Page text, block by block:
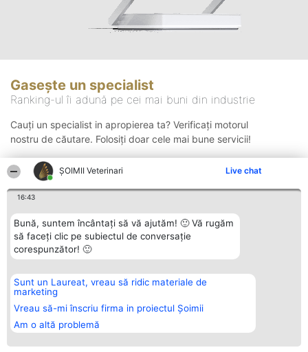
ȘOIMII Veterinari Live chat
16:43
Bună, suntem încântați să vă ajutăm! 🙂 Vă rugăm
să faceți clic pe subiectul de conversație
corespunzător! 🙂
Sunt un Laureat, vreau să ridic materiale de
marketing
Vreau să-mi înscriu firma in proiectul Șoimii
Am o altă problemă
Gasește un specialist
Ranking-ul îi adună pe cei mai buni din industrie
Cauți un specialist in apropierea ta? Verificați motorul
nostru de căutare. Folosiți doar cele mai bune servicii!
Organizator Ranking
BRIGHT SOLUTIONS BR SRL
Aleea Timisul De Sus 2 Bl. A30
Sc. A Et. 4 Ap. 13 Cod 061952
București
CUI 36737675
Plebiscyt
Lista Tuturor
Laureaților
Statut
Contact